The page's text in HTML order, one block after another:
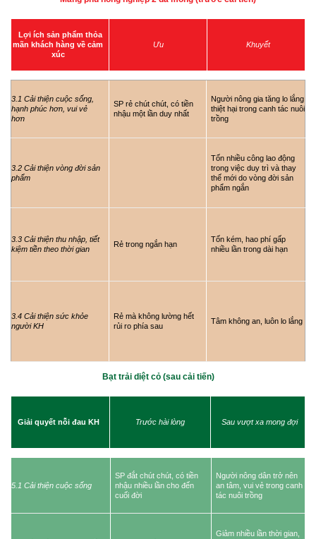
Lợi ích sản phẩm thỏa
mãn khách hàng về cảm
xúc
Ưu Khuyết
3.1 Cải thiện cuộc sống,
hạnh phúc hơn, vui vẻ
hơn
SP rẻ chút chút, có tiền
nhậu một lần duy nhất
Người nông gia tăng lo lắng
thiệt hại trong canh tác nuôi
trồng
3.2 Cải thiện vòng đời sản
phẩm
Tốn nhiều công lao động
trong việc duy trì và thay
thế mới do vòng đời sản
phẩm ngắn
3.3 Cải thiện thu nhập, tiết
kiệm tiền theo thời gian
Rẻ trong ngắn hạn
Tốn kém, hao phí gấp
nhiều lần trong dài hạn
3.4 Cải thiện sức khỏe
người KH
Rẻ mà không lường hết
rủi ro phía sau
Tâm không an, luôn lo lắng
Bạt trải diệt cỏ (sau cải tiến)
Giải quyết nỗi đau KH Trước hài lòng Sau vượt xa mong đợi
5.1 Cải thiện cuộc sống
SP đắt chút chút, có tiền
nhậu nhiều lần cho đến
cuối đời
Người nông dân trở nên
an tâm, vui vẻ trong canh
tác nuôi trồng
Giảm nhiều lần thời gian,